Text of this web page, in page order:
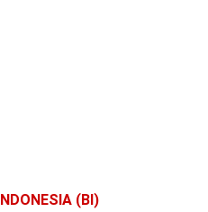
(BI)